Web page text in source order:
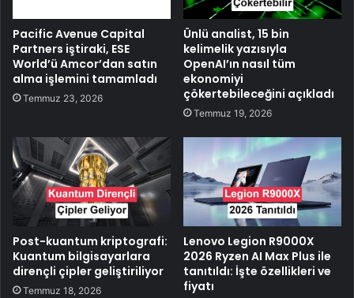
Pacific Avenue Capital
Partners iştiraki, ESE
World’ü Amcor’dan satın
alma işlemini tamamladı
Temmuz 23, 2026
Ünlü analist, 15 bin
kelimelik yazısıyla
OpenAI’ın nasıl tüm
ekonomiyi
çökertebileceğini açıkladı
Temmuz 19, 2026
Post-kuantum kriptografi:
Kuantum bilgisayarlara
dirençli çipler geliştiriliyor
Temmuz 18, 2026
Lenovo Legion R9000X
2026 Ryzen AI Max Plus ile
tanıtıldı: İşte özellikleri ve
fiyatı